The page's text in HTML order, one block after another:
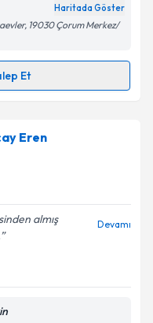
ediyorum.
Gönder
Haritada Göster
19030 Çorum Merkez/
Et
takvimi talebi
almanız için bir
ile bilgilendireceğiz.
ilişkin
verilerimin belirtilen
ediyorum.
Eren
almış
Devamı